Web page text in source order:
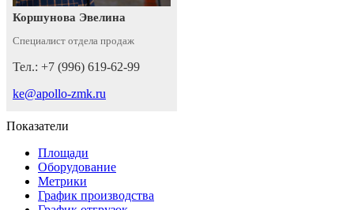
Коршунова Эвелина
Специалист отдела продаж
Тел.: +7 (996) 619-62-99
ke@apollo-zmk.ru
Показатели
Площади
Оборудование
Метрики
График производства